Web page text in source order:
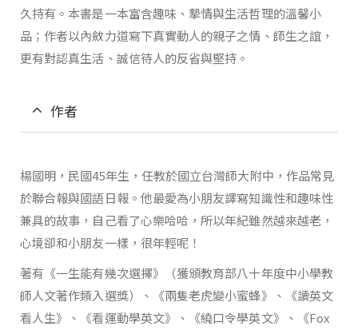
久持有。本書是一本富含趣味、摯情與生活哲理的溫馨小
品；作者以內斂力道寫下真實動人的親子之情、師生之誼，
更有對認真生活、誠信待人的反省與堅持。
作者
楊國明，民國45年生，任教於國立台灣師大附中，作品常見
於聯合報與國語日報。他最愛為小朋友譯寫知識性和趣味性
兼具的故事，自己看了心樂哈哈，所以年紀雖然越來越老，
心境卻和小朋友一樣，很年輕呢！
著有《一生能有幾次選擇》（獲頒教育部八十年度中小學教
師人文著作類入選獎）、《兩隻老虎變小蜜蜂》、《讀英文
看人生》、《看運動學英文》、《繞口令學英文》、《Fox